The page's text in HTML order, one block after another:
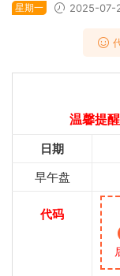
星期一 2025-07-
温馨提
日期
早午盘
代码